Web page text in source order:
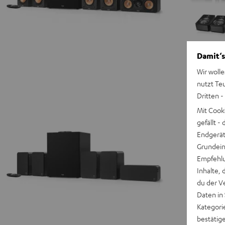
Wir
nutzt
Dritten -
Mit
gefällt -
Inhalte,
du der
Daten in